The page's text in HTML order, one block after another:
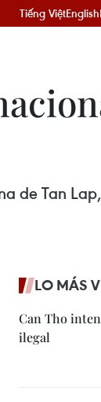
Tiếng ViệtEnglish
de Tan
LO MÁS
Can Tho
ilegal